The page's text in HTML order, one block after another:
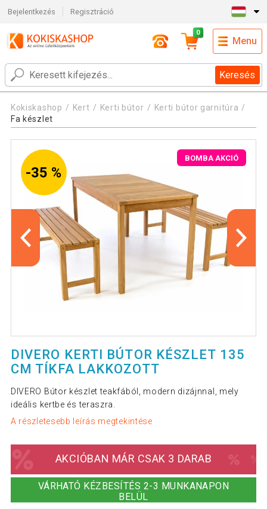
Bejelentkezés Regisztráció
Keresés
0
Menu
Kokiskashop Kert Kerti bútor
Kerti bútor garnitúra
Fa készlet
-35 %
BOMBA AKCIÓ
DIVERO KERTI BÚTOR KÉSZLET 135
CM TÍKFA LAKKOZOTT
DIVERO Bútor készlet teakfából, modern dizájnnal, mely
ideális kertbe és teraszra.
A részletesebb leírás megtekintése
AKCIÓBAN MÁR CSAK 3 DARAB
VÁRHATÓ KÉZBESÍTÉS 2-3 MUNKANAPON
BELÜL